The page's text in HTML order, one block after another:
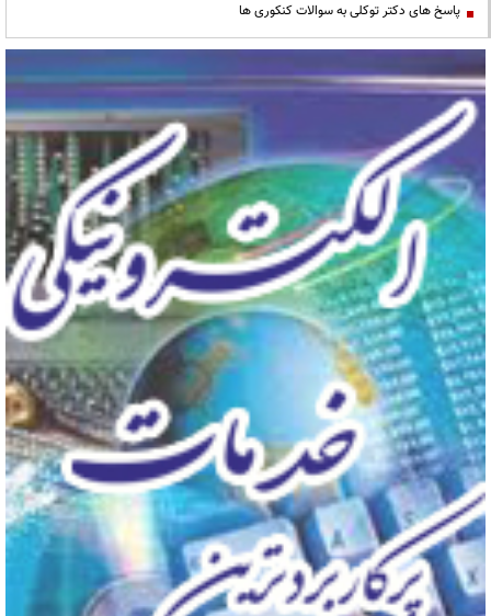
پاسخ های دکتر توکلی به سوالات کنکوری ها